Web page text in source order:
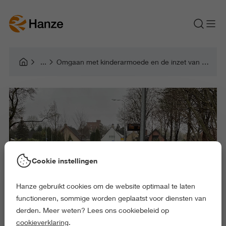
Omgaan met kinderarmoede en de inzet van brugfunctionarissen
Cookie instellingen
Hanze gebruikt cookies om de website optimaal te laten
functioneren, sommige worden geplaatst voor diensten van
derden. Meer weten? Lees ons cookiebeleid op
cookieverklaring.